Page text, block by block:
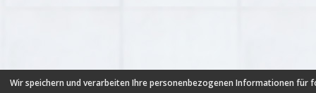
Wir speichern und verarbeiten Ihre personenbezogenen Informationen für